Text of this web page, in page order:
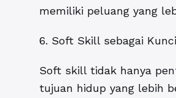
memiliki peluang yang
6. Soft Skill sebagai
Soft skill tidak hanya
tujuan hidup yang lebih